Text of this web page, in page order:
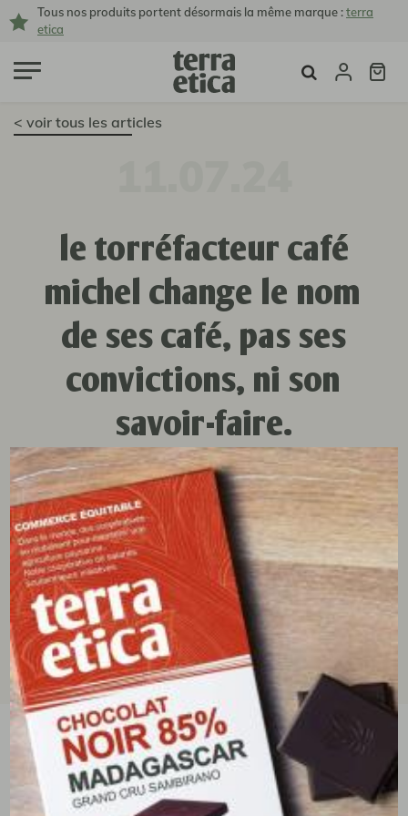
Tous nos produits portent désormais la même marque :terra
etica
< voir tous les articles
le torréfacteur café
michel change le nom
de ses café, pas ses
convictions, ni son
savoir-faire.
Découvrez un article complet sur le changement de
nom de nos cafés sur le site de Plan Bio :